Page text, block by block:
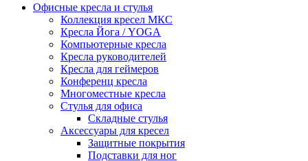
Офисные кресла и стулья
Коллекция кресел МКС
Кресла Йога / YOGA
Компьютерные кресла
Кресла руководителей
Кресла для геймеров
Конференц кресла
Многоместные кресла
Стулья для офиса
Складные стулья
Аксессуары для кресел
Защитные покрытия
Подставки для ног